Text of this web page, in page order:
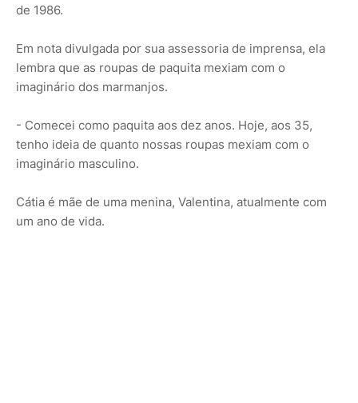
de 1986.
Em nota divulgada por sua assessoria de imprensa, ela
lembra que as roupas de paquita mexiam com o
imaginário dos marmanjos.
- Comecei como paquita aos dez anos. Hoje, aos 35,
tenho ideia de quanto nossas roupas mexiam com o
imaginário masculino.
Cátia é mãe de uma menina, Valentina, atualmente com
um ano de vida.